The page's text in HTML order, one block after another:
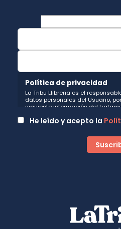
Política de privacidad
La Tribu Llibreria es el
datos personales del Usuario,
siguiente información del
Fin del tratamiento: mantener
comunicaciones y noticias
boletín. Igualmente utilizaremos
enviarle información sobre
Legitimación: está basada en el
solicita a través de la
He leído y acepto la